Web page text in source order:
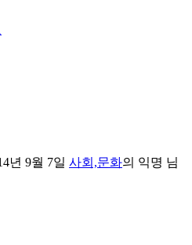
년 9월 7일 사회,문화의 익명 님